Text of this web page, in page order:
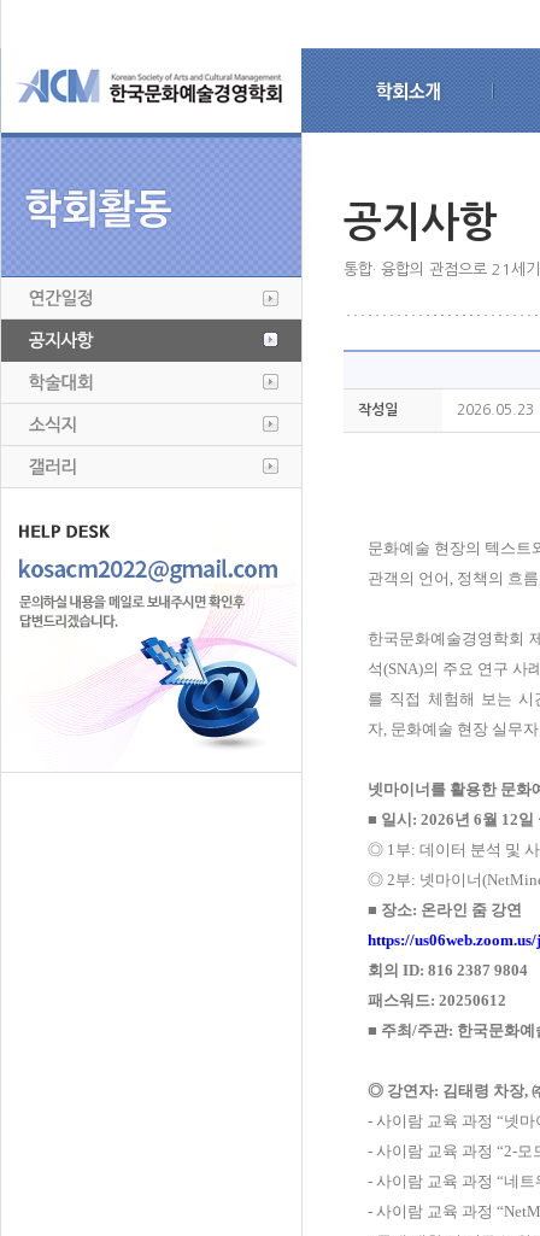
공지사항
통합· 융합의 관점으로 21세
작성일 2026.05.23
문화예술 현장의 텍스트
관객의 언어 , 정책의 흐름
한국문화예술경영학회
석(SNA)의 주요 연구 사
를 직접 체험해 보는 시
자, 문화예술 현장 실무
넷마이너를 활용한 문
■ 일시 : 2026년 6월 12일
◎ 1부: 데이터 분석 및
◎ 2부: 넷마이너
■ 장소: 온라인 줌 강연
https://
회의 ID: 816 2387 9804
패스워드: 20250612
■ 주최 /주관: 한국문화
◎ 강연자: 김태령 차장,
- 사이람 교육 과정 “넷마
- 사이람 교육 과정 “2-모
- 사이람 교육 과정 “네트
- 사이람 교육 과정